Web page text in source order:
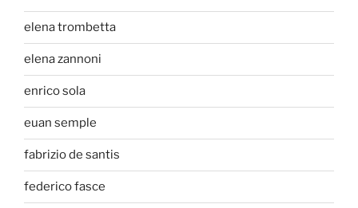
elena trombetta
elena zannoni
enrico sola
euan semple
fabrizio de santis
federico fasce